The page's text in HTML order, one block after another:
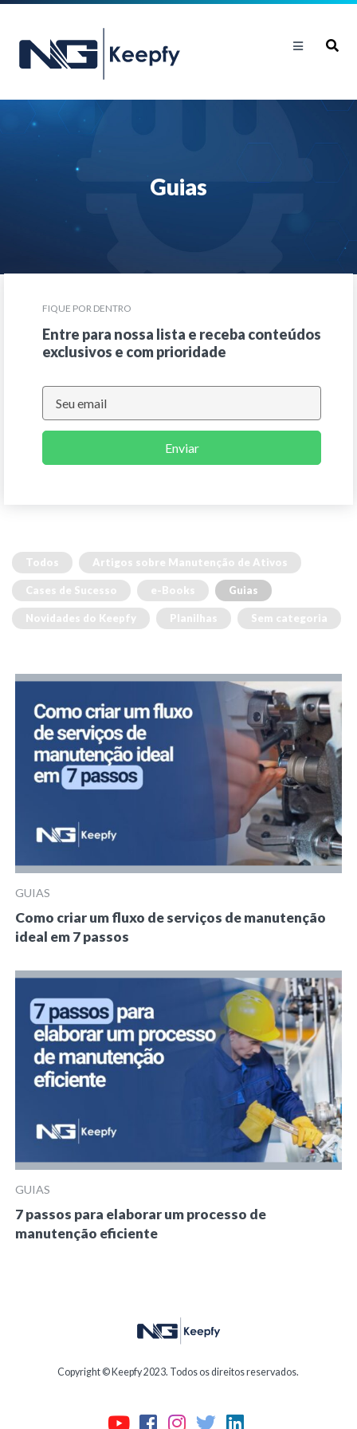
Guias
FIQUE POR DENTRO
Entre para nossa lista e receba conteúdos
exclusivos e com prioridade
Enviar
Todos Artigos sobre Manutenção de Ativos
Cases de Sucesso e-Books Guias
Novidades do Keepfy Planilhas Sem categoria
GUIAS
Como criar um fluxo de serviços de manutenção
ideal em 7 passos
GUIAS
7 passos para elaborar um processo de
manutenção eficiente
Copyright © Keepfy 2023. Todos os direitos reservados.